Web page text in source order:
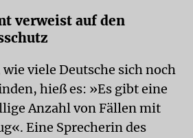
verweist auf den
viele Deutsche sich noch
hieß es: »Es gibt eine
Anzahl von Fällen mit
Eine Sprecherin des